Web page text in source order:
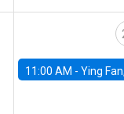
11:00 AM -Ying Fan, University of